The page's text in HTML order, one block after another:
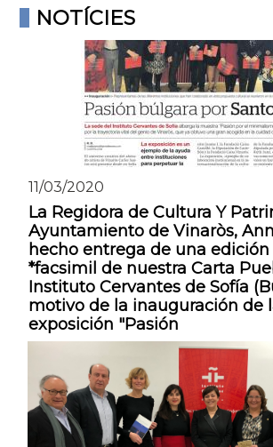
NOTÍCIES
11/03/2020
La Regidora de Cultura Y
Ayuntamiento de Vinaròs,
hecho entrega de una edición
*facsimil de nuestra Carta
Instituto Cervantes de Sofía
motivo de la inauguración de
exposición "Pasión